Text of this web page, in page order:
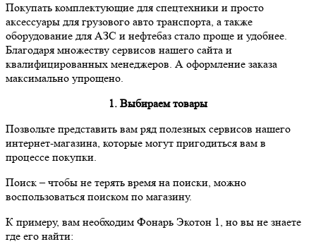
Покупать комплектующие для спецтехники и просто
аксессуары для грузового авто транспорта, а также
оборудование для АЗС и нефтебаз стало проще и удобнее.
Благодаря множеству сервисов нашего сайта и
квалифицированных менеджеров. А оформление заказа
максимально упрощено.
1. Выбираем товары
Позвольте представить вам ряд полезных сервисов нашего
интернет-магазина, которые могут пригодиться вам в
процессе покупки.
Поиск– чтобы не терять время на поиски, можно
воспользоваться поиском по магазину.
К примеру, вам необходим Фонарь Экотон 1, но вы не знаете
где его найти: